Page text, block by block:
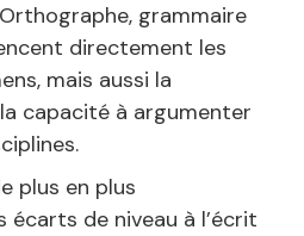
grammaire
directement les
mais aussi la
capacité à argumenter
plus en plus
écarts de niveau à l’écrit